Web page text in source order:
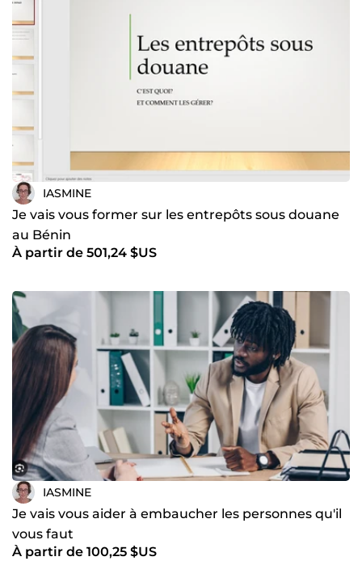
IASMINE
Je vais vous former sur les entrepôts sous douane
au Bénin
À partir de 501,24 $US
IASMINE
Je vais vous aider à embaucher les personnes qu'il
vous faut
À partir de 100,25 $US